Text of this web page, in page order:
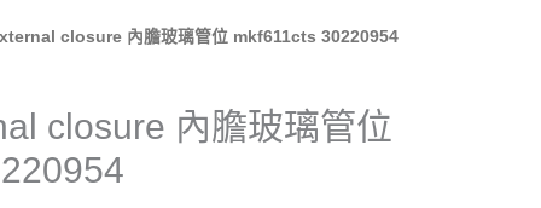
closure 內膽玻璃管位 mkf611cts 30220954
closure 內膽玻璃管位